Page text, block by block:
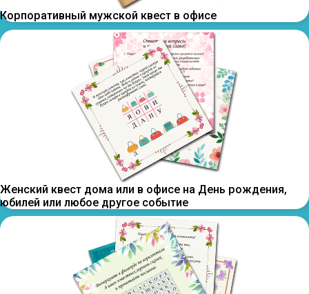
Корпоративный мужской квест в офисе
Женский квест дома или в офисе на День рождения,
юбилей или любое другое событие